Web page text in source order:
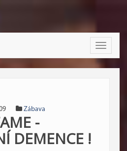
Toggle
Zábava
-
DEMENCE !